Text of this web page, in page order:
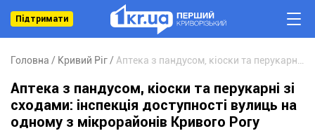
Підтримати
Головна Кривий Ріг
Аптека з пандусом, кіоски та перукарні зі
сходами: інспекція доступності вулиць на
одному з мікрорайонів Кривого Рогу